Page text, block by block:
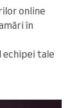
online
în
echipei tale